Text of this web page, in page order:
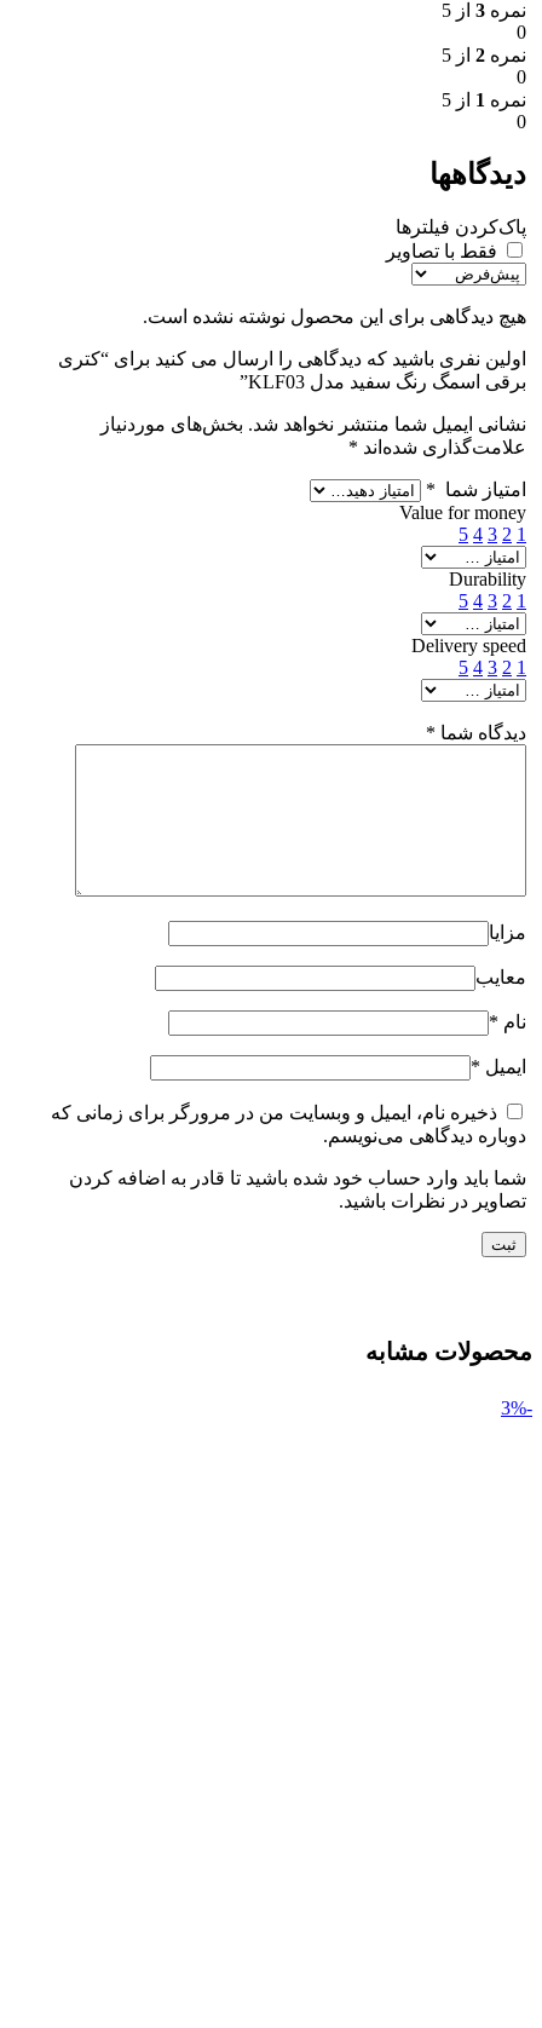
نمره 3 از 5
0
نمره 2 از 5
0
نمره 1 از 5
0
دیدگاهها
پاک‌کردن فیلترها
فقط با تصاویر
هیچ دیدگاهی برای این محصول نوشته نشده است.
اولین نفری باشید که دیدگاهی را ارسال می کنید برای “کتری
برقی اسمگ رنگ سفید مدل KLF03”
نشانی ایمیل شما منتشر نخواهد شد. بخش‌های موردنیاز
علامت‌گذاری شده‌اند *
امتیاز شما *
Value for money
1
2
3
4
5
Durability
1
2
3
4
5
Delivery speed
1
2
3
4
5
دیدگاه شما *
مزایا
معایب
نام *
ایمیل *
ذخیره نام، ایمیل و وبسایت من در مرورگر برای زمانی که
دوباره دیدگاهی می‌نویسم.
شما باید وارد حساب خود شده باشید تا قادر به اضافه کردن
تصاویر در نظرات باشید.
محصولات مشابه
-3%